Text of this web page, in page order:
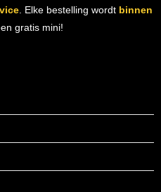
. Elke bestelling wordt binnen
gratis mini!